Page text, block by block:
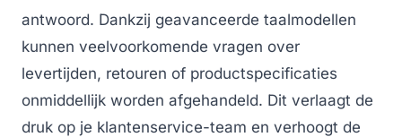
antwoord. Dankzij geavanceerde taalmodellen
kunnen veelvoorkomende vragen over
levertijden, retouren of productspecificaties
onmiddellijk worden afgehandeld. Dit verlaagt de
druk op je klantenservice-team en verhoogt de